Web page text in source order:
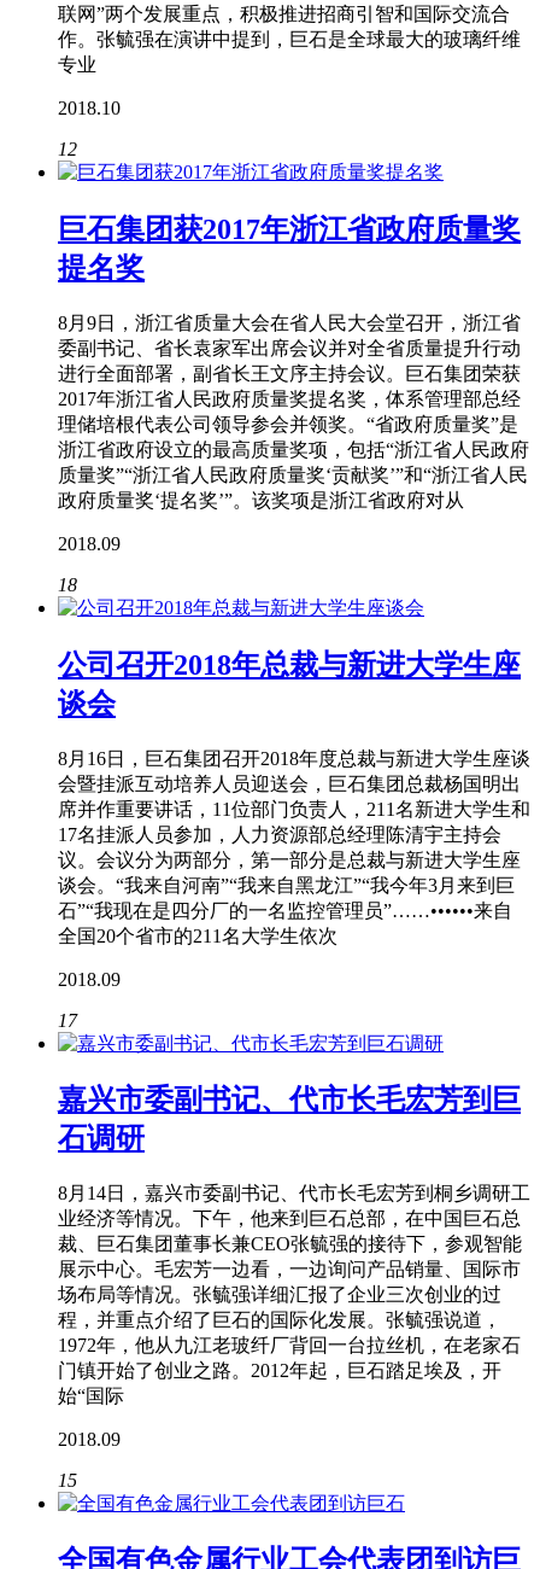
联网”两个发展重点，积极推进招商引智和国际交流合
作。张毓强在演讲中提到，巨石是全球最大的玻璃纤维
专业
2018.10
12
巨石集团获2017年浙江省政府质量奖
提名奖
8月9日，浙江省质量大会在省人民大会堂召开，浙江省
委副书记、省长袁家军出席会议并对全省质量提升行动
进行全面部署，副省长王文序主持会议。巨石集团荣获
2017年浙江省人民政府质量奖提名奖，体系管理部总经
理储培根代表公司领导参会并领奖。“省政府质量奖”是
浙江省政府设立的最高质量奖项，包括“浙江省人民政府
质量奖”“浙江省人民政府质量奖‘贡献奖’”和“浙江省人民
政府质量奖‘提名奖’”。该奖项是浙江省政府对从
2018.09
18
公司召开2018年总裁与新进大学生座
谈会
8月16日，巨石集团召开2018年度总裁与新进大学生座谈
会暨挂派互动培养人员迎送会，巨石集团总裁杨国明出
席并作重要讲话，11位部门负责人，211名新进大学生和
17名挂派人员参加，人力资源部总经理陈清宇主持会
议。会议分为两部分，第一部分是总裁与新进大学生座
谈会。“我来自河南”“我来自黑龙江”“我今年3月来到巨
石”“我现在是四分厂的一名监控管理员”……••••••来自
全国20个省市的211名大学生依次
2018.09
17
嘉兴市委副书记、代市长毛宏芳到巨
石调研
8月14日，嘉兴市委副书记、代市长毛宏芳到桐乡调研工
业经济等情况。下午，他来到巨石总部，在中国巨石总
裁、巨石集团董事长兼CEO张毓强的接待下，参观智能
展示中心。毛宏芳一边看，一边询问产品销量、国际市
场布局等情况。张毓强详细汇报了企业三次创业的过
程，并重点介绍了巨石的国际化发展。张毓强说道，
1972年，他从九江老玻纤厂背回一台拉丝机，在老家石
门镇开始了创业之路。2012年起，巨石踏足埃及，开
始“国际
2018.09
15
全国有色金属行业工会代表团到访巨